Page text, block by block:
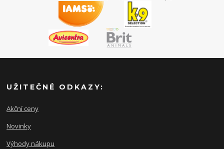
UŽITEČNÉ ODKAZY:
Akční ceny
Novinky
Výhody nákupu